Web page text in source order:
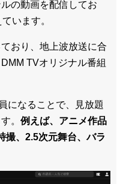
の動画を配信してお
います。
おり、地上波放送に合
TVオリジナル番組
になることで、見放題
。 例えば、アニメ作品
撮、2.5次元舞台、バラ